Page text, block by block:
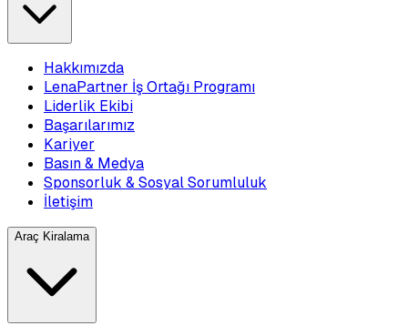
Hakkımızda
LenaPartner İş Ortağı Programı
Liderlik Ekibi
Başarılarımız
Kariyer
Basın & Medya
Sponsorluk & Sosyal Sorumluluk
İletişim
Araç Kiralama